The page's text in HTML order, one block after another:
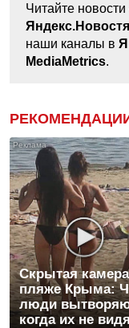
Читайте
наши каналы в
MediaMetrics.
Скрытая
пляже Крыма:
люди
когда их не